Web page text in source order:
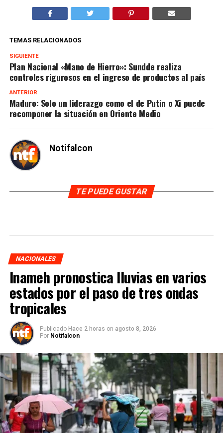
TEMAS RELACIONADOS
SIGUIENTE
Plan Nacional «Mano de Hierro»: Sundde realiza
controles rigurosos en el ingreso de productos al país
ANTERIOR
Maduro: Solo un liderazgo como el de Putin o Xi puede
recomponer la situación en Oriente Medio
Notifalcon
TE PUEDE GUSTAR
NACIONALES
Inameh pronostica lluvias en varios
estados por el paso de tres ondas
tropicales
Publicado Hace 2 horas on agosto 8, 2026
Por Notifalcon